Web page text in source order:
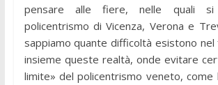
pensare alle fiere, nelle quali si
policentrismo di Vicenza, Verona e
sappiamo quante difficoltà esistono nel
insieme queste realtà, onde evitare
limite» del policentrismo veneto, come